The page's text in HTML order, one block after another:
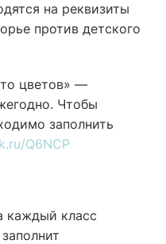
на реквизиты
против детского
цветов» —
Чтобы
заполнить
Q6NCP
каждый класс